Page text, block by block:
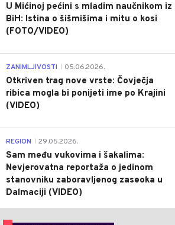
U Mićinoj pećini s mladim naučnikom iz
BiH: Istina o šišmišima i mitu o kosi
(FOTO/VIDEO)
ZANIMLJIVOSTI 05.06.2026.
Otkriven trag nove vrste: Čovječja
ribica mogla bi ponijeti ime po Krajini
(VIDEO)
REGION 29.05.2026.
Sam među vukovima i šakalima:
Nevjerovatna reportaža o jedinom
stanovniku zaboravljenog zaseoka u
Dalmaciji (VIDEO)